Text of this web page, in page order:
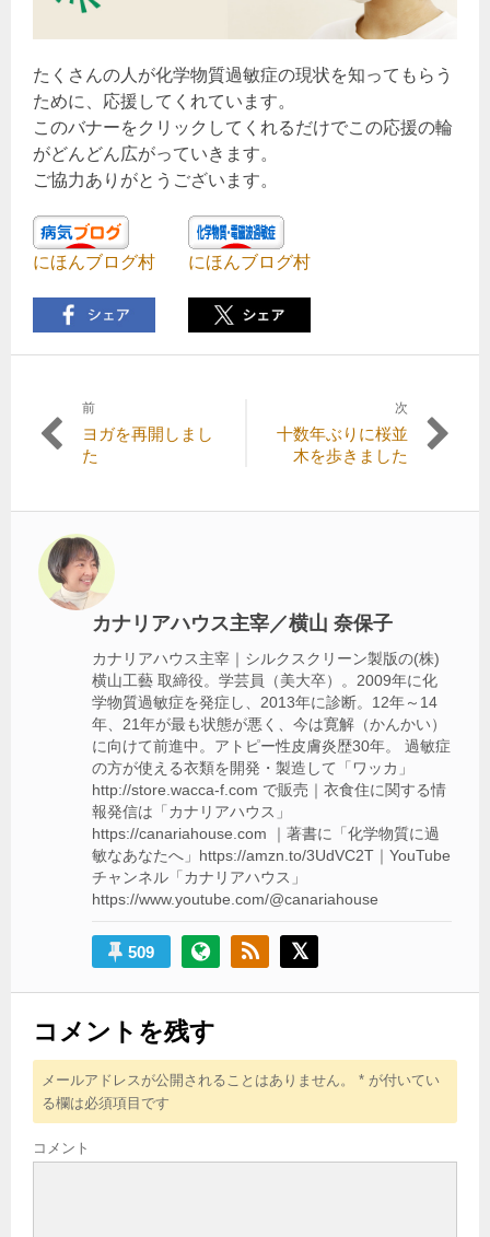
たくさんの人が化学物質過敏症の現状を知ってもらう
ために、応援してくれています。
このバナーをクリックしてくれるだけでこの応援の輪
がどんどん広がっていきます。
ご協力ありがとうございます。
にほんブログ村 にほんブログ村
投
稿
ビ
ゲ
ー
前
前
の
ヨガを再開しまし
た
次
次十数年ぶりに桜並
木を歩きました
カナリアハウス主宰／横山 奈保子
カナリアハウス主宰｜シルクスクリーン製版の(株)
横山工藝 取締役。学芸員（美大卒）。2009年に化
学物質過敏症を発症し、2013年に診断。12年～14
年、21年が最も状態が悪く、今は寛解（かんかい）
に向けて前進中。アトピー性皮膚炎歴30年。 過敏症
の方が使える衣類を開発・製造して「ワッカ」
http://store.wacca-f.com で販売｜衣食住に関する情
報発信は「カナリアハウス」
https://canariahouse.com ｜著書に「化学物質に過
敏なあなたへ」https://amzn.to/3UdVC2T｜YouTube
チャンネル「カナリアハウス」
https://www.youtube.com/@canariahouse
509
コメントを残す
メールアドレスが公開されることはありません。 * が付いてい
る欄は必須項目です
コメント